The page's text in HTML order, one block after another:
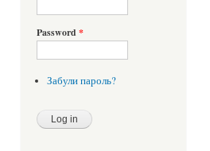
Password *
Забули пароль?